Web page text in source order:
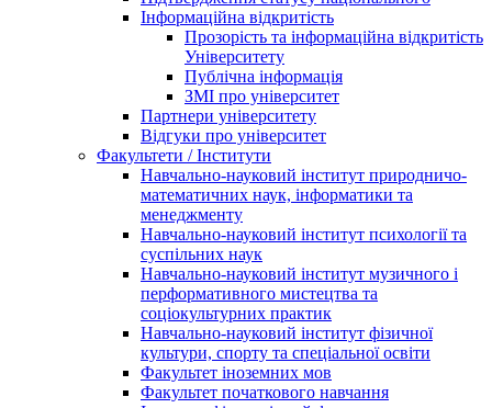
Інформаційна відкритість
Прозорість та інформаційна відкритість
Університету
Публічна інформація
ЗМІ про університет
Партнери університету
Відгуки про університет
Факультети / Інститути
Навчально-науковий інститут природничо-
математичних наук, інформатики та
менеджменту
Навчально-науковий інститут психології та
суспільних наук
Навчально-науковий інститут музичного і
перформативного мистецтва та
соціокультурних практик
Навчально-науковий інститут фізичної
культури, спорту та спеціальної освіти
Факультет іноземних мов
Факультет початкового навчання